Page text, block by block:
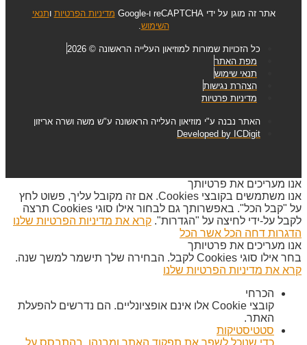
אתר זה מוגן על ידי reCAPTCHA ו-Google מדיניות הפרטיות ותנאי
השימוש.
כל הזכויות שמורות למוזיאון העלייה הראשונה © 2026
מפת האתר
תנאי שימוש
הצהרת נגישות
מדיניות פרטיות
האתר נבנה ע"י מוזיאון העלייה הראשונה ע"ש משה ושרה אריזון
Developed by ICDigit
אנו מעריכים את פרטיותך
אנו משתמשים בקובצי Cookies. אם זה מקובל עליך, פשוט לחץ
על "קבל הכל". באפשרותך גם לבחור אילו סוגי Cookies תרצה
לקבל על-ידי לחיצה על "הגדרות". קרא את מדיניות הפרטיות שלנו
הדגרות דחה הכל אשר הכל
אנו מעריכים את פרטיותך
בחר אילו סוגי Cookies לקבל. הבחירה שלך תישמר למשך שנה.
קרא את מדיניות הפרטיות שלנו
הכרחי
קובצי Cookie אלו אינם אופציונליים. הם נדרשים להפעלת
האתר.
סטטיסטיקות